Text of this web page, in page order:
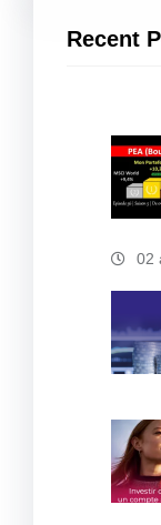
Recent
02